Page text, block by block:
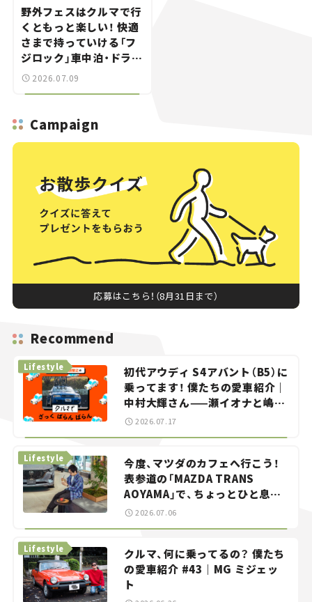
野外フェスはクルマで行
くともっと楽しい！ 快適
さまで持っていける「フ
ジロック」車中泊・ドライ
ブガイド。
2026.07.09
Campaign
応募はこちら！（8月31日まで）
Recommend
初代アウディ S4アバント（B5）に
乗ってます！ 僕たちの愛車紹介｜
中村大輝さん——瀬イオナと嶋田
智之の「クルマでざっくばらんば
らん！」＃20
Lifestyle
2026.07.17
今度、マツダのカフェへ行こう！
表参道の「MAZDA TRANS
AOYAMA」で、ちょっとひと息。
——連載｜CCGとクルマでどうす
Lifestyle
2026.07.06
クルマ、何に乗ってるの？ 僕たち
の愛車紹介 #43｜MG ミジェッ
ト
Lifestyle